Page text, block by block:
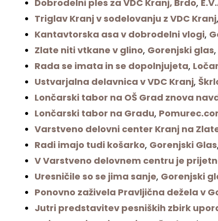
Dobrodelni ples za VDC Kranj, Brdo,
Triglav Kranj v sodelovanju z VDC Kranj,
Kantavtorska asa v dobrodelni vlogi,
Zlate niti vtkane v glino, Gorenjski glas
Rada se imata in se dopolnjujeta,
Ustvarjalna delavnica v VDC Kranj,
Lončarski tabor na OŠ Grad znova
Lončarski tabor na Gradu,
Varstveno delovni center Kranj na
Radi imajo tudi košarko, Gorenjski Glas
V Varstveno delovnem centru je
Uresničile so se jima sanje, Gorenjski
Ponovno zaživela Pravljična dežela v
Jutri predstavitev pesniških zbirk